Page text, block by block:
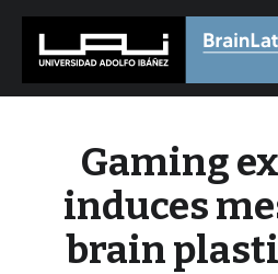
Gaming
induces
brain